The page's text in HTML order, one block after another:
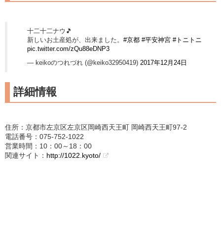
十二十二ナウ🎵
新しいお土産処が、出来ました。 #京都 #平安神宮 #トニトニ
pic.twitter.com/zQu88eDNP3
— keikoのつれづれ (@keiko32950419) 2017年12月24日
詳細情報
住所：京都市左京区左京区岡崎西天王町 岡崎西天王町97-2
電話番号：075-752-1022
営業時間：10：00～18：00
関連サイト： http://1022.kyoto/